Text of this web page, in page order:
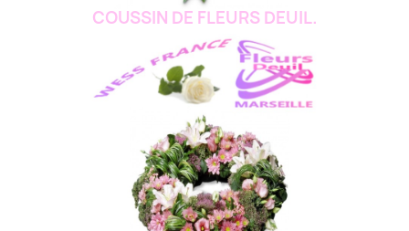
COUSSIN DE FLEURS DEUIL.